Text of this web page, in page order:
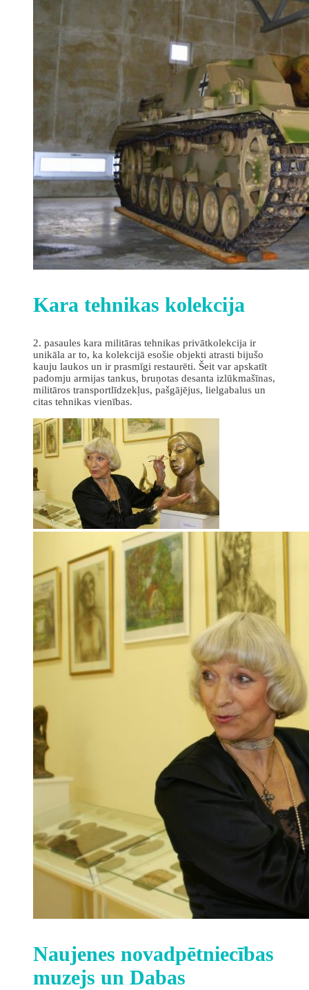
Kara tehnikas kolekcija
2. pasaules kara militāras tehnikas privātkolekcija ir
unikāla ar to, ka kolekcijā esošie objekti atrasti bijušo
kauju laukos un ir prasmīgi restaurēti. Šeit var apskatīt
padomju armijas tankus, bruņotas desanta izlūkmašīnas,
militāros transportlīdzekļus, pašgājējus, lielgabalus un
citas tehnikas vienības.
Naujenes novadpētniecības
muzejs un Dabas